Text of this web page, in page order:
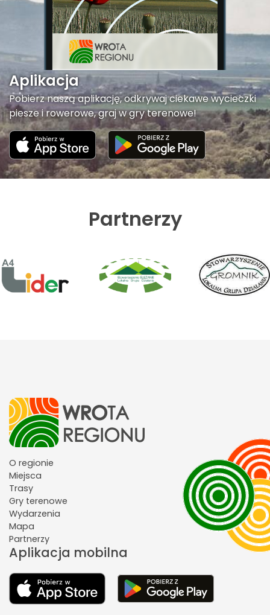
Aplikacja
Pobierz naszą aplikację, odkrywaj ciekawe wycieczki
piesze i rowerowe, graj w gry terenowe!
Partnerzy
O regionie
Miejsca
Trasy
Gry terenowe
Wydarzenia
Mapa
Partnerzy
Aplikacja mobilna